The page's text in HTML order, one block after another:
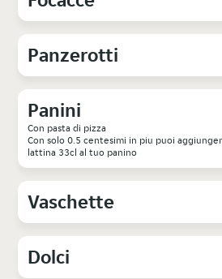
Panzerotti
Panini
Con pasta di pizza
Con solo 0.5 centesimi in piu puoi
lattina 33cl al tuo panino
Vaschette
Dolci